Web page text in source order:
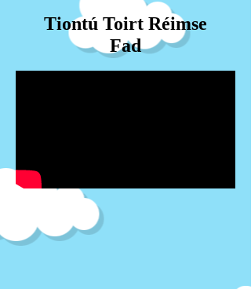
Tiontú Toirt Réimse
Fad